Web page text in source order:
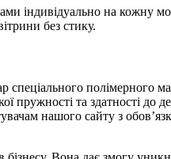
індивідуально на кожну
без стику.
полімерного
пружності та здатності до
нашого сайту з